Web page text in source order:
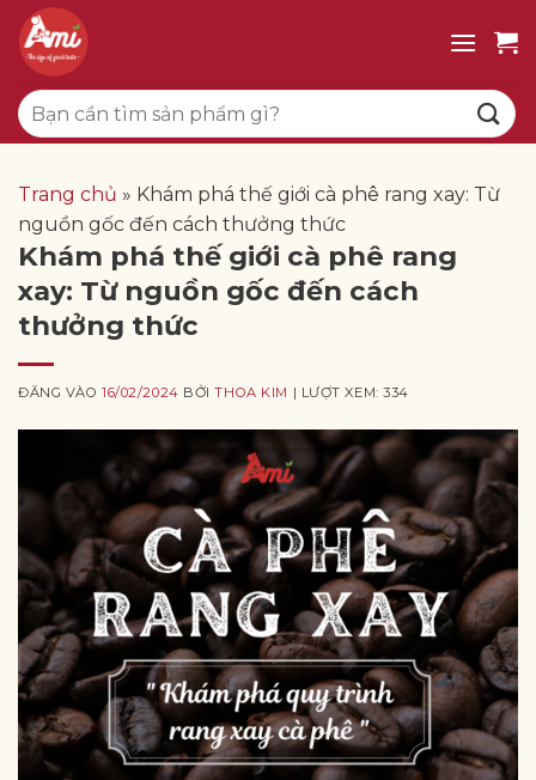
qua
dung
Tìm
kiếm:
Trang chủ » Khám phá thế giới cà phê rang xay: Từ
nguồn gốc đến cách thưởng thức
Khám phá thế giới cà phê rang
xay: Từ nguồn gốc đến cách
thưởng thức
ĐĂNG VÀO16/02/2024 BỞITHOA KIM | LƯỢT XEM: 334